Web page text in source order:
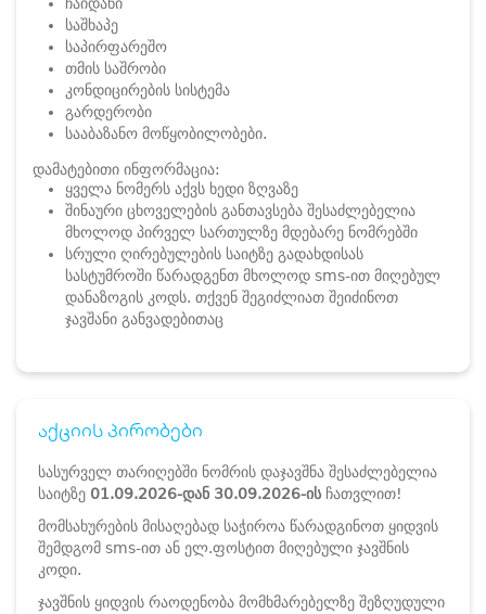
ჩაიდანი
საშხაპე
საპირფარეშო
თმის საშრობი
კონდიცირების სისტემა
გარდერობი
სააბაზანო მოწყობილობები.
დამატებითი ინფორმაცია:
ყველა ნომერს აქვს ხედი ზღვაზე
შინაური ცხოველების განთავსება შესაძლებელია
მხოლოდ პირველ სართულზე მდებარე ნომრებში
სრული ღირებულების საიტზე გადახდისას
სასტუმროში წარადგენთ მხოლოდ sms-ით მიღებულ
დანაზოგის კოდს. თქვენ შეგიძლიათ შეიძინოთ
ჯავშანი განვადებითაც
აქციის პირობები
სასურველ თარიღებში ნომრის დაჯავშნა შესაძლებელია
საიტზე 01.09.2026-დან 30.09.2026-ის ჩათვლით!
მომსახურების მისაღებად საჭიროა წარადგინოთ ყიდვის
შემდგომ sms-ით ან ელ.ფოსტით მიღებული ჯავშნის
კოდი.
ჯავშნის ყიდვის რაოდენობა მომხმარებელზე შეზღუდული